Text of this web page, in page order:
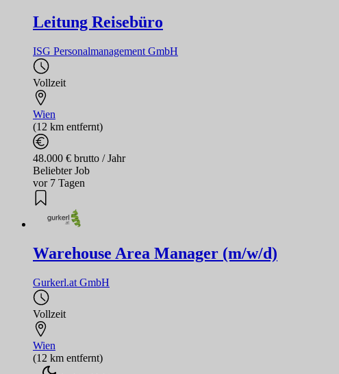
Leitung Reisebüro
ISG Personalmanagement GmbH
Vollzeit
Wien
(12 km entfernt)
48.000 € brutto / Jahr
Beliebter Job
vor 7 Tagen
Warehouse Area Manager (m/w/d)
Gurkerl.at GmbH
Vollzeit
Wien
(12 km entfernt)